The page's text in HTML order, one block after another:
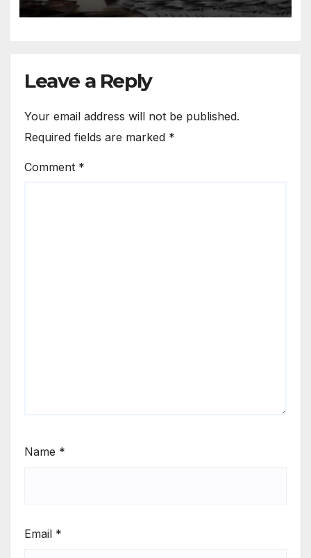
Leave a Reply
Your email address will not be published.
Required fields are marked *
Comment *
Name *
Email *